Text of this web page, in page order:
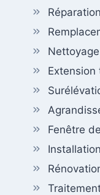
Extension
Fenêtre